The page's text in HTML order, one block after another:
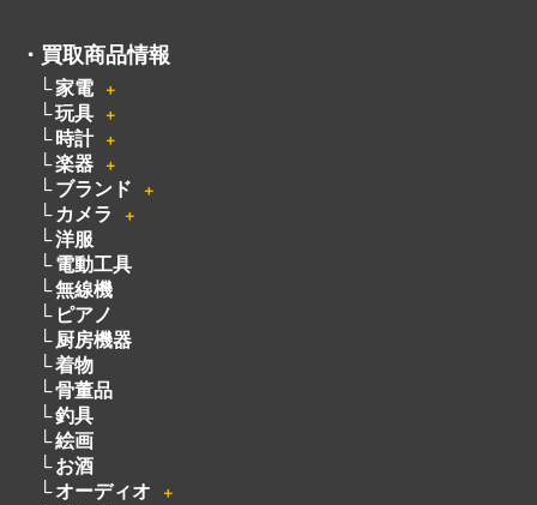
・ 買取商品情報
家電 ＋
玩具 ＋
時計 ＋
楽器 ＋
ブランド ＋
カメラ ＋
洋服
電動工具
無線機
ピアノ
厨房機器
着物
骨董品
釣具
絵画
お酒
オーディオ
＋